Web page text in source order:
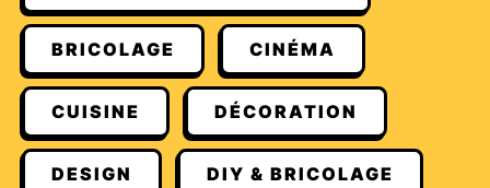
BRICOLAGE CINÉMA
CUISINE DÉCORATION
DESIGN DIY & BRICOLAGE